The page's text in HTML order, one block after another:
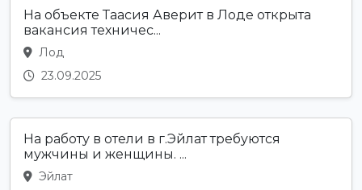
На объекте Таасия Аверит в Лоде открыта
вакансия техничес...
Лод
23.09.2025
На работу в отели в г.Эйлат требуются
мужчины и женщины. ...
Эйлат